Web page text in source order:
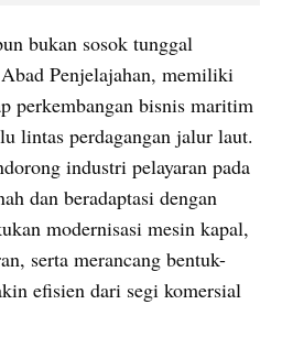
bukan sosok tunggal
Penjelajahan, memiliki
perkembangan bisnis maritim
lintas perdagangan jalur laut.
industri pelayaran pada
dan beradaptasi dengan
modernisasi mesin kapal,
serta merancang bentuk-
efisien dari segi komersial